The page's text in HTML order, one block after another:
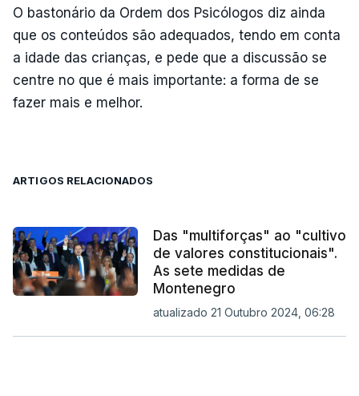
O bastonário da Ordem dos Psicólogos diz ainda
que os conteúdos são adequados, tendo em conta
a idade das crianças, e pede que a discussão se
centre no que é mais importante: a forma de se
fazer mais e melhor.
ARTIGOS RELACIONADOS
Das "multiforças" ao "cultivo
de valores constitucionais".
As sete medidas de
Montenegro
atualizado 21 Outubro 2024, 06:28